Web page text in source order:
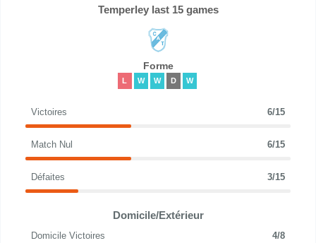
Temperley last 15 games
Forme
L W W D W
Victoires 6/15
Match Nul 6/15
Défaites 3/15
Domicile/Extérieur
Domicile Victoires 4/8